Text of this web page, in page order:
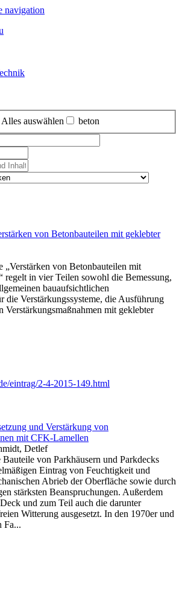
navigation
Alles auswählen
beton
von Betonbauteilen mit geklebter
von Betonbauteilen mit
regelt in vier Teilen sowohl die Bemessung,
bauaufsichtlichen
die Verstärkungssysteme, die Ausführung
Verstärkungsmaßnahmen mit geklebter
eintrag/2-4-2015-149.html
und Verstärkung von
mit CFK-Lamellen
Detlef
von Parkhäusern und Parkdecks
Eintrag von Feuchtigkeit und
Abrieb der Oberfläche sowie durch
stärksten Beanspruchungen. Außerdem
und zum Teil auch die darunter
Witterung ausgesetzt. In den 1970er und
Fa...